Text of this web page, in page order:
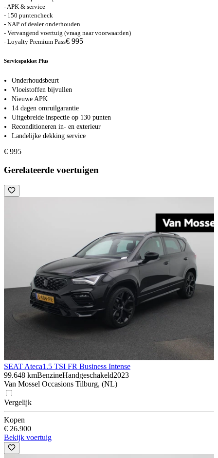
- APK & service
- 150 puntencheck
- NAP of dealer onderhouden
- Vervangend voertuig (vraag naar voorwaarden)
- Loyalty Premium Pass€ 995
Servicepakket Plus
Onderhoudsbeurt
Vloeistoffen bijvullen
Nieuwe APK
14 dagen omruilgarantie
Uitgebreide inspectie op 130 punten
Reconditioneren in- en exterieur
Landelijke dekking service
€ 995
Gerelateerde voertuigen
SEAT Ateca1.5 TSI FR Business Intense
99.648 kmBenzineHandgeschakeld2023
Van Mossel Occasions Tilburg, (NL)
Vergelijk
Kopen
€ 26.900
Bekijk voertuig